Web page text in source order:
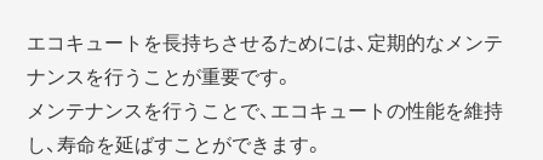
エコキュートを長持ちさせるためには、定期的なメンテ
ナンスを行うことが重要です。
メンテナンスを行うことで、エコキュートの性能を維持
し、寿命を延ばすことができます。